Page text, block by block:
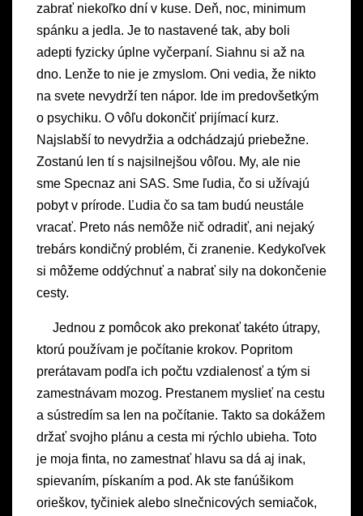
zabrať niekoľko dní v kuse. Deň, noc, minimum
spánku a jedla. Je to nastavené tak, aby boli
adepti fyzicky úplne vyčerpaní. Siahnu si až na
dno. Lenže to nie je zmyslom. Oni vedia, že nikto
na svete nevydrží ten nápor. Ide im predovšetkým
o psychiku. O vôľu dokončiť prijímací kurz.
Najslabší to nevydržia a odchádzajú priebežne.
Zostanú len tí s najsilnejšou vôľou. My, ale nie
sme Specnaz ani SAS. Sme ľudia, čo si užívajú
pobyt v prírode. Ľudia čo sa tam budú neustále
vracať. Preto nás nemôže nič odradiť, ani nejaký
trebárs kondičný problém, či zranenie. Kedykoľvek
si môžeme oddýchnuť a nabrať sily na dokončenie
cesty.
Jednou z pomôcok ako prekonať takéto útrapy,
ktorú používam je počítanie krokov. Popritom
prerátavam podľa ich počtu vzdialenosť a tým si
zamestnávam mozog. Prestanem myslieť na cestu
a sústredím sa len na počítanie. Takto sa dokážem
držať svojho plánu a cesta mi rýchlo ubieha. Toto
je moja finta, no zamestnať hlavu sa dá aj inak,
spievaním, pískaním a pod. Ak ste fanúšikom
orieškov, tyčiniek alebo slnečnicových semiačok,